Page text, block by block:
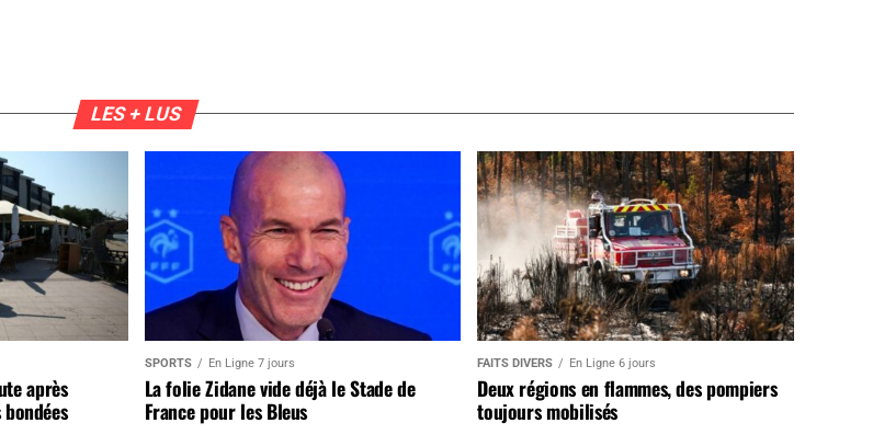
LES + LUS
après
SPORTS En Ligne 7 jours
La folie Zidane vide déjà le Stade de
France pour les Bleus
FAITS DIVERS En Ligne 6 jours
Deux régions en flammes, des pompiers
toujours mobilisés